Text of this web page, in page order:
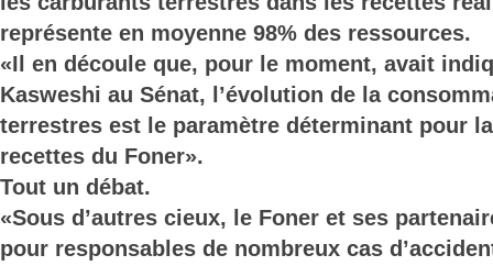
représente en moyenne 98% des ressources.
«Il en découle que, pour le moment, avait
Kasweshi au Sénat, l’évolution de la
terrestres est le paramètre déterminant pour
recettes du Foner».
Tout un débat.
«Sous d’autres cieux, le Foner et ses
pour responsables de nombreux cas